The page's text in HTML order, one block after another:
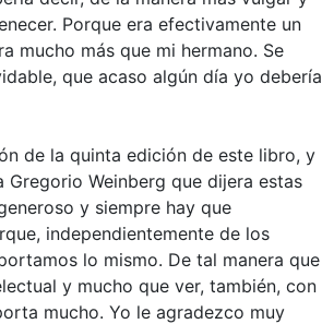
Porque era efectivamente un
mucho más que mi hermano. Se
que acaso algún día yo debería
de la quinta edición de este libro, y
Weinberg que dijera estas
y siempre hay que
independientemente de los
lo mismo. De tal manera que
y mucho que ver, también, con
mucho. Yo le agradezco muy